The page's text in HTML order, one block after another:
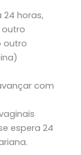
24 horas,
outro
com
espera 24